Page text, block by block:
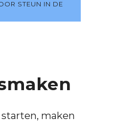
STEUN IN DE
maken